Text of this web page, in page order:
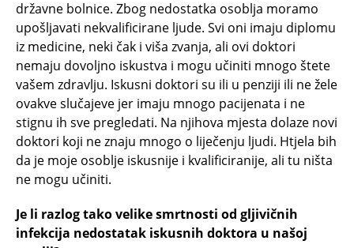
državne bolnice. Zbog nedostatka osoblja moramo
upošljavati nekvalificirane ljude. Svi oni imaju diplomu
iz medicine, neki čak i viša zvanja, ali ovi doktori
nemaju dovoljno iskustva i mogu učiniti mnogo štete
vašem zdravlju. Iskusni doktori su ili u penziji ili ne žele
ovakve slučajeve jer imaju mnogo pacijenata i ne
stignu ih sve pregledati. Na njihova mjesta dolaze novi
doktori koji ne znaju mnogo o liječenju ljudi. Htjela bih
da je moje osoblje iskusnije i kvalificiranije, ali tu ništa
ne mogu učiniti.
Je li razlog tako velike smrtnosti od gljivičnih
infekcija nedostatak iskusnih doktora u našoj